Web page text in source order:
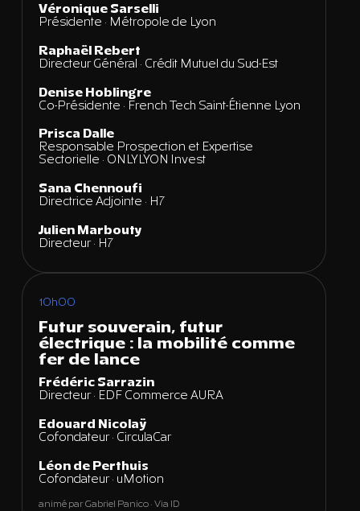
Véronique Sarselli
Présidente · Métropole de Lyon
Raphaël Rebert
Directeur Général · Crédit Mutuel du Sud-Est
Denise Hoblingre
Co-Présidente · French Tech Saint-Étienne Lyon
Prisca Dalle
Responsable Prospection et Expertise
Sectorielle · ONLYLYON Invest
Sana Chennoufi
Directrice Adjointe · H7
Julien Marbouty
Directeur · H7
10h00
Futur souverain, futur
électrique : la mobilité comme
fer de lance
Frédéric Sarrazin
Directeur · EDF Commerce AURA
Edouard Nicolaÿ
Cofondateur · CirculaCar
Léon de Perthuis
Cofondateur · uMotion
animé par Gabriel Panico · Via ID